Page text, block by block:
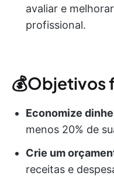
avaliar e
profissional.
💰Objetivos
Economize
menos 20% de
Crie um
receitas e